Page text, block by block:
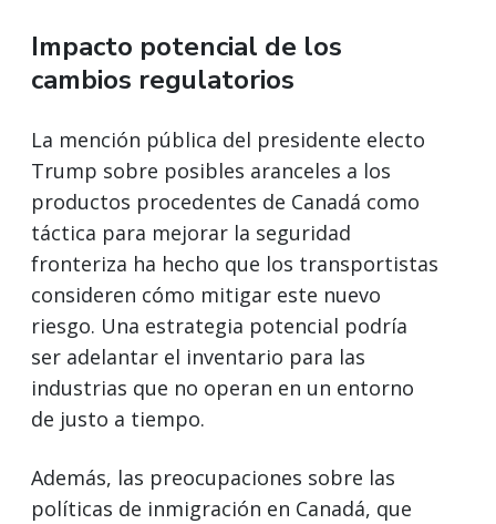
Impacto potencial de los
cambios regulatorios
La mención pública del presidente electo
Trump sobre posibles aranceles a los
productos procedentes de Canadá como
táctica para mejorar la seguridad
fronteriza ha hecho que los transportistas
consideren cómo mitigar este nuevo
riesgo. Una estrategia potencial podría
ser adelantar el inventario para las
industrias que no operan en un entorno
de justo a tiempo.
Además, las preocupaciones sobre las
políticas de inmigración en Canadá, que